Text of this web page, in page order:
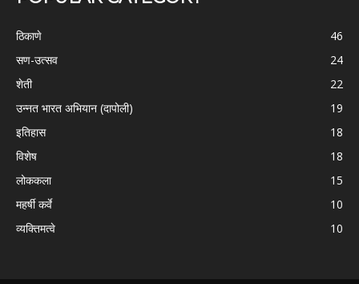
ठिकाणे
46
सण-उत्सव
24
शेती
22
उन्नत भारत अभियान (दापोली)
19
इतिहास
18
विशेष
18
लोककला
15
महर्षी कर्वे
10
व्यक्तिमत्वे
10